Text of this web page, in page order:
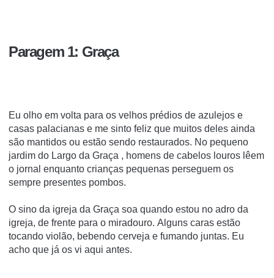
Paragem 1: Graça
Eu olho em volta para os velhos prédios de azulejos e
casas palacianas e me sinto feliz que muitos deles ainda
são mantidos ou estão sendo restaurados. No pequeno
jardim do Largo da Graça , homens de cabelos louros lêem
o jornal enquanto crianças pequenas perseguem os
sempre presentes pombos.
O sino da igreja da Graça soa quando estou no adro da
igreja, de frente para o miradouro. Alguns caras estão
tocando violão, bebendo cerveja e fumando juntas. Eu
acho que já os vi aqui antes.